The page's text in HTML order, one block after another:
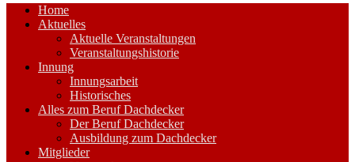
Home
Aktuelles
Aktuelle Veranstaltungen
Veranstaltungshistorie
Innung
Innungsarbeit
Historisches
Alles zum Beruf Dachdecker
Der Beruf Dachdecker
Ausbildung zum Dachdecker
Mitglieder